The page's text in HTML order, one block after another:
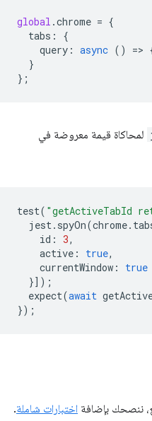
global .chrome = {
tabs :
{
query : async () =>
}
};
لمحاكاة قيمة معروضة في
test( "getActiveTabId
jest. spyOn(chrome.
id : 3,
active : true,
currentWindow :
true
}]);
expect(await
});
ننصحك بإضافة اختبارات شاملة.